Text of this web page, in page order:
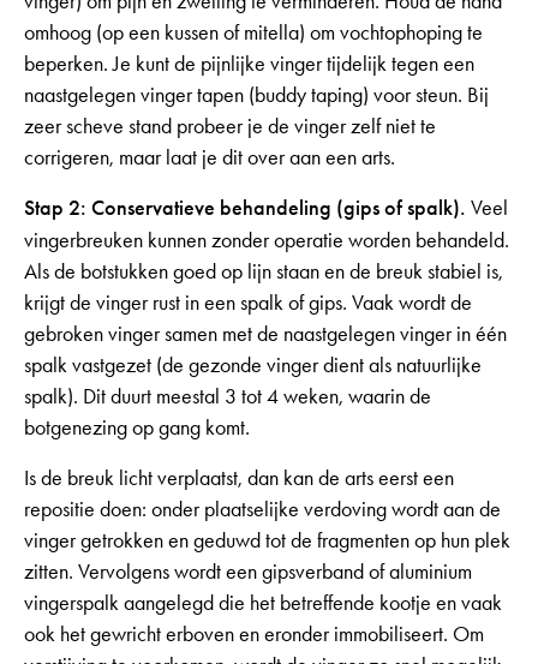
omhoog (op een kussen of mitella) om vochtophoping te
beperken. Je kunt de pijnlijke vinger tijdelijk tegen een
naastgelegen vinger tapen (buddy taping) voor steun. Bij
zeer scheve stand probeer je de vinger zelf niet te
corrigeren, maar laat je dit over aan een arts.
Stap 2: Conservatieve behandeling (gips of spalk). Veel
vingerbreuken kunnen zonder operatie worden behandeld.
Als de botstukken goed op lijn staan en de breuk stabiel is,
krijgt de vinger rust in een spalk of gips. Vaak wordt de
gebroken vinger samen met de naastgelegen vinger in één
spalk vastgezet (de gezonde vinger dient als natuurlijke
spalk). Dit duurt meestal 3 tot 4 weken, waarin de
botgenezing op gang komt.
Is de breuk licht verplaatst, dan kan de arts eerst een
repositie doen: onder plaatselijke verdoving wordt aan de
vinger getrokken en geduwd tot de fragmenten op hun plek
zitten. Vervolgens wordt een gipsverband of aluminium
vingerspalk aangelegd die het betreffende kootje en vaak
ook het gewricht erboven en eronder immobiliseert. Om